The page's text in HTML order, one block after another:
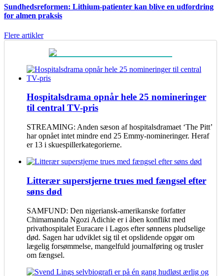
Sundhedsreformen: Lithium-patienter kan blive en udfordring
for almen praksis
Flere artikler
Hospitalsdrama opnår hele 25 nomineringer
til central TV-pris
STREAMING: Anden sæson af hospitalsdramaet ‘The Pitt’
har opnået intet mindre end 25 Emmy-nomineringer. Heraf
er 13 i skuespillerkategorierne.
Litterær superstjerne trues med fængsel efter
søns død
SAMFUND: Den nigeriansk-amerikanske forfatter
Chimamanda Ngozi Adichie er i åben konflikt med
privathospitalet Euracare i Lagos efter sønnens pludselige
død. Sagen har udviklet sig til et opslidende opgør om
lægelig forsømmelse, mangelfuld journalføring og trusler
om fængsel.